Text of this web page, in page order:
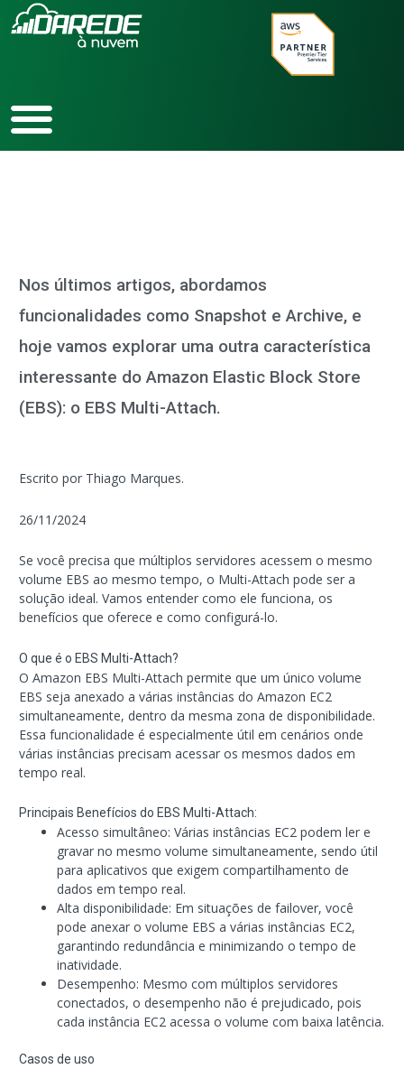
para
Nos últimos artigos, abordamos
funcionalidades como Snapshot e Archive, e
hoje vamos explorar uma outra característica
interessante do Amazon Elastic Block Store
(EBS): o EBS Multi-Attach.
Escrito por Thiago Marques.
26/11/2024
Se você precisa que múltiplos servidores acessem o mesmo
volume EBS ao mesmo tempo, o Multi-Attach pode ser a
solução ideal. Vamos entender como ele funciona, os
benefícios que oferece e como configurá-lo.
O que é o EBS Multi-Attach?
O Amazon EBS Multi-Attach permite que um único volume
EBS seja anexado a várias instâncias do Amazon EC2
simultaneamente, dentro da mesma zona de disponibilidade.
Essa funcionalidade é especialmente útil em cenários onde
várias instâncias precisam acessar os mesmos dados em
tempo real.
Principais Benefícios do EBS Multi-Attach:
Acesso simultâneo: Várias instâncias EC2 podem ler e
gravar no mesmo volume simultaneamente, sendo útil
para aplicativos que exigem compartilhamento de
dados em tempo real.
Alta disponibilidade: Em situações de failover, você
pode anexar o volume EBS a várias instâncias EC2,
garantindo redundância e minimizando o tempo de
inatividade.
Desempenho: Mesmo com múltiplos servidores
conectados, o desempenho não é prejudicado, pois
cada instância EC2 acessa o volume com baixa latência.
Casos de uso